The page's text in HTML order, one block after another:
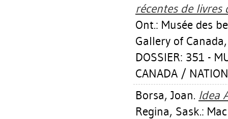
récentes de
Ont.: Musée des
Gallery of
DOSSIER: 351 -
CANADA /
Borsa, Joan. Idea
Regina, Sask.: